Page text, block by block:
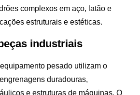
complexos em aço, latão e
estruturais e estéticas.
industriais
pesado utilizam o
duradouras,
e estruturas de máquinas. O